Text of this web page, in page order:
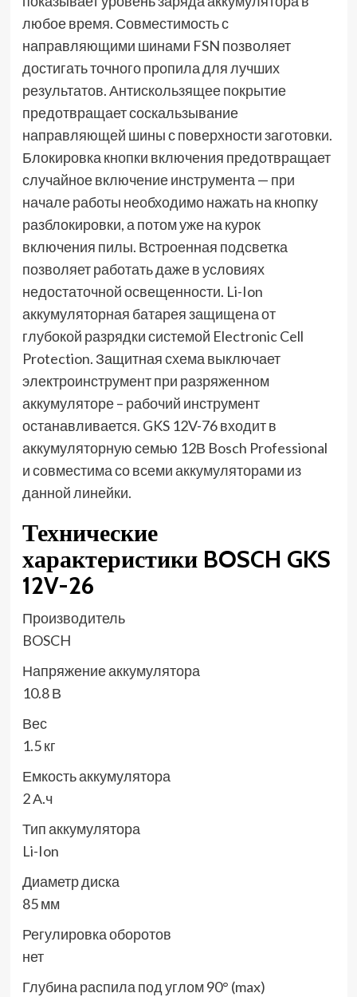
любое время. Совместимость с
направляющими шинами FSN позволяет
достигать точного пропила для лучших
результатов. Антискользящее покрытие
предотвращает соскальзывание
направляющей шины с поверхности заготовки.
Блокировка кнопки включения предотвращает
случайное включение инструмента — при
начале работы необходимо нажать на кнопку
разблокировки, а потом уже на курок
включения пилы. Встроенная подсветка
позволяет работать даже в условиях
недостаточной освещенности. Li-Ion
аккумуляторная батарея защищена от
глубокой разрядки системой Electronic Cell
Protection. Защитная схема выключает
электроинструмент при разряженном
аккумуляторе – рабочий инструмент
останавливается. GKS 12V-76 входит в
аккумуляторную семью 12В Bosch Professional
и совместима со всеми аккумуляторами из
данной линейки.
Технические
характеристики BOSCH GKS
12V-26
Производитель
BOSCH
Напряжение аккумулятора
10.8 В
Вес
1.5 кг
Емкость аккумулятора
2 А.ч
Тип аккумулятора
Li-Ion
Диаметр диска
85 мм
Регулировка оборотов
нет
Глубина распила под углом 90° (max)